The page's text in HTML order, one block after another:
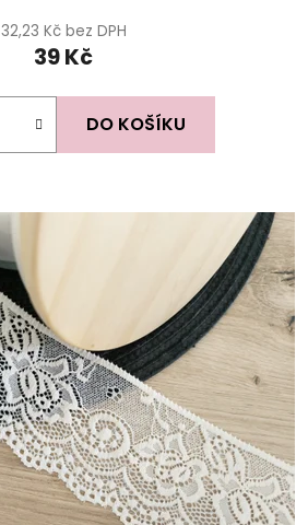
32,23 Kč bez DPH
39 Kč
DO KOŠÍKU